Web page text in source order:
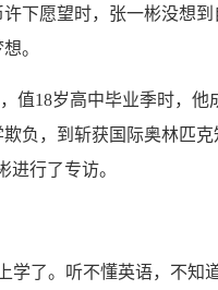
愿望时，张一彬没想到
。
18岁高中毕业季时，他
负，到斩获国际奥林匹
行了专访。
了。听不懂英语，不知